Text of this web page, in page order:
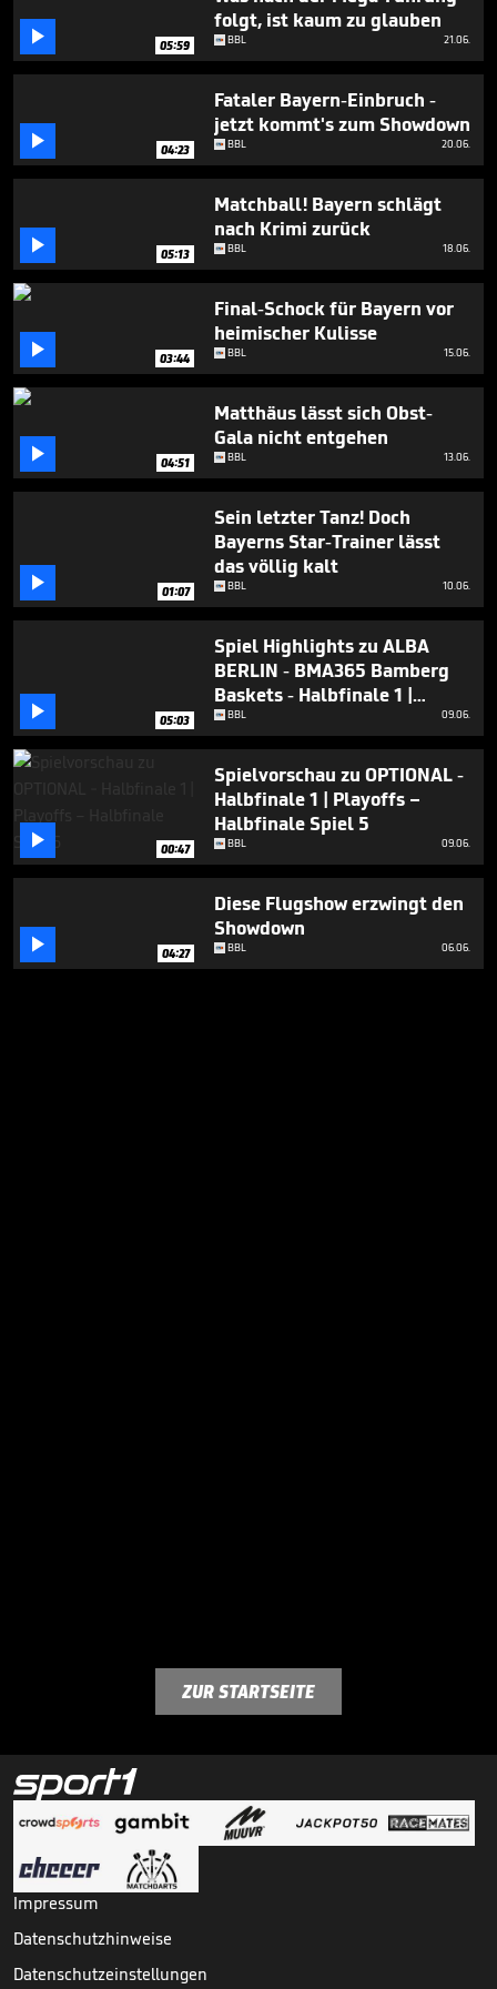
minutes,
seconds
 05:59
folgt, ist kaum zu glauben
BBL 21.06.
 04:23
Fataler Bayern-Einbruch -
jetzt kommt's zum Showdown
BBL 20.06.
 05:13
Matchball! Bayern schlägt
nach Krimi zurück
BBL 18.06.
 03:44
Final-Schock für Bayern vor
heimischer Kulisse
BBL 15.06.
 04:51
Matthäus lässt sich Obst-
Gala nicht entgehen
BBL 13.06.
 01:07
Sein letzter Tanz! Doch
Bayerns Star-Trainer lässt
das völlig kalt
BBL 10.06.
 05:03
Spiel Highlights zu ALBA
BERLIN - BMA365 Bamberg
Baskets - Halbfinale 1 |
Playoffs – Halbfinale Spiel 5
BBL 09.06.
 00:47
Spielvorschau zu OPTIONAL -
Halbfinale 1 | Playoffs –
Halbfinale Spiel 5
BBL 09.06.
 04:27
Diese Flugshow erzwingt den
Showdown
BBL 06.06.
ZUR STARTSEITE
Impressum
Datenschutzhinweise
Datenschutzeinstellungen